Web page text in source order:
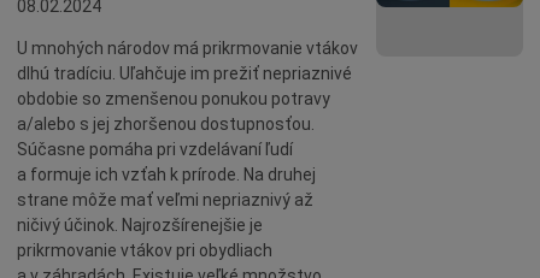
08.02.2024
U mnohých národov má prikrmovanie vtákov
dlhú tradíciu. Uľahčuje im prežiť nepriaznivé
obdobie so zmenšenou ponukou potravy
a/alebo s jej zhoršenou dostupnosťou.
Súčasne pomáha pri vzdelávaní ľudí
a formuje ich vzťah k prírode. Na druhej
strane môže mať veľmi nepriaznivý až
ničivý účinok. Najrozšírenejšie je
prikrmovanie vtákov pri obydliach